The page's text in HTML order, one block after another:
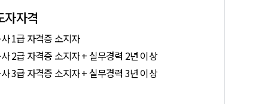
자자격
1급 자격증 소지자
2급 자격증 소지자 + 실무경력 2년 이상
3급 자격증 소지자 + 실무경력 3년 이상